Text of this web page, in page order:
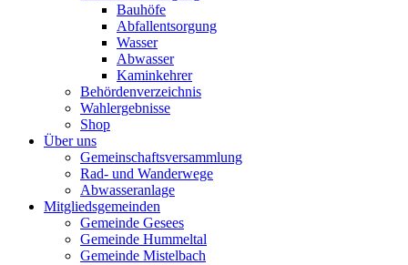
Bauhöfe
Abfallentsorgung
Wasser
Abwasser
Kaminkehrer
Behördenverzeichnis
Wahlergebnisse
Shop
Über uns
Gemeinschaftsversammlung
Rad- und Wanderwege
Abwasseranlage
Mitgliedsgemeinden
Gemeinde Gesees
Gemeinde Hummeltal
Gemeinde Mistelbach